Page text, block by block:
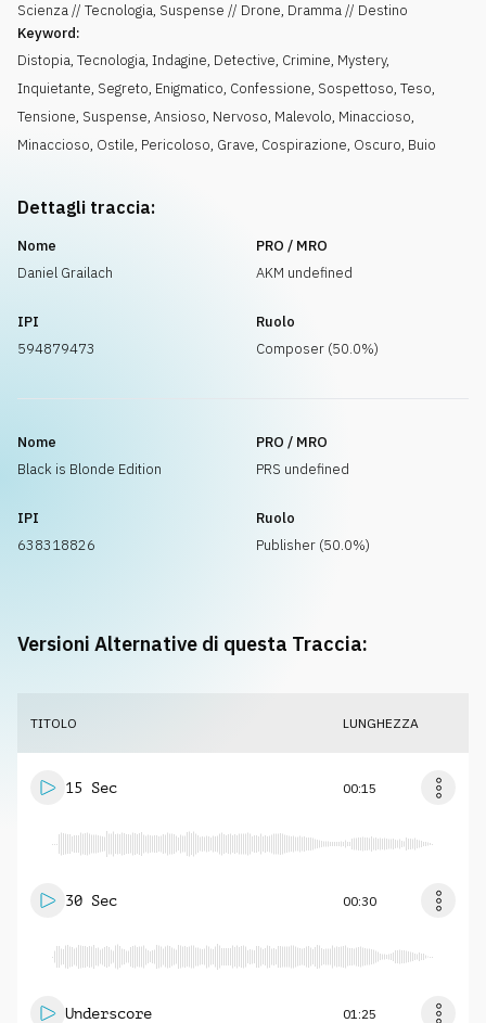
Scienza // Tecnologia, Suspense // Drone, Dramma // Destino
Keyword:
Distopia, Tecnologia, Indagine, Detective, Crimine, Mystery,
Inquietante, Segreto, Enigmatico, Confessione, Sospettoso, Teso,
Tensione, Suspense, Ansioso, Nervoso, Malevolo, Minaccioso,
Minaccioso, Ostile, Pericoloso, Grave, Cospirazione, Oscuro, Buio
Dettagli traccia:
Nome
Daniel Grailach
PRO / MRO
AKM undefined
IPI
594879473
Ruolo
Composer (50.0%)
Nome
Black is Blonde Edition
PRO / MRO
PRS undefined
IPI
638318826
Ruolo
Publisher (50.0%)
Versioni Alternative di questa Traccia:
TITOLO LUNGHEZZA
15 Sec 00:15
30 Sec 00:30
Underscore 01:25